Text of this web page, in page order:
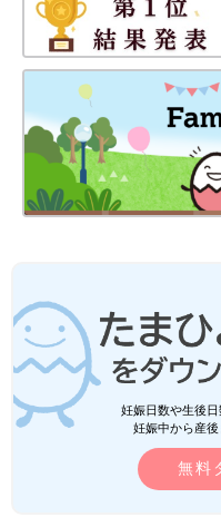
妊娠日数や生後
妊娠中から産
無料